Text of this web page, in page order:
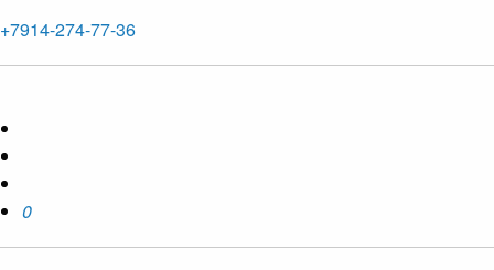
+7914-274-77-36
0